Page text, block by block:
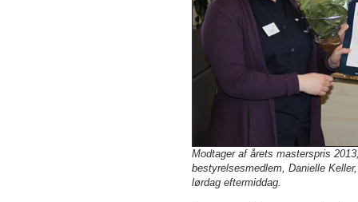
Modtager af årets masterspris
bestyrelsesmedlem, Danielle
lørdag eftermiddag.